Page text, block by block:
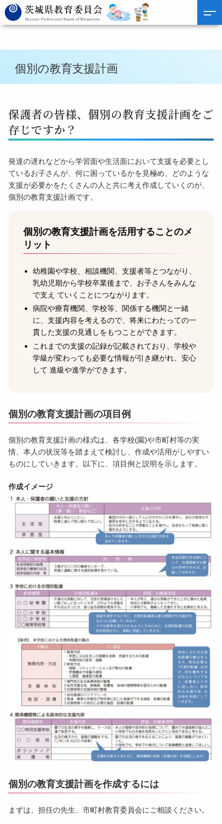
個別の教育支援計画
保護者の皆様、個別の教育支援計画をご
存じですか？
発達の遅れなどから学習面や生活面において支援を必要とし
ているお子さんが、何に困っているかを見極め、どのような
支援が必要かをたくさんの人と共に考え作成していくのが、
個別の教育支援計画です。
個別の教育支援計画を活用することのメ
リット
幼稚園や学校、相談機関、支援者等とつながり、
乳幼児期から学校卒業後まで、お子さんをみんな
で支え ていくことにつながります。
病院や療育機関、学校等、関係する機関と一緒
に、支援内容を考えるので、将来にわたっての一
貫した支援の見通しをもつことができます。
これまでの支援の記録が記載されており、学校や
学級が変わっても必要な情報が引き継がれ、安心
して 進級や進学ができます。
個別の教育支援計画の項目例
個別の教育支援計画の様式は、各学校(園)や市町村等の実
情、本人の状況等を踏まえて検討し、作成や活用がしやすい
ものにしていきます。以下に、項目例と説明を示します。
作成イメージ
個別の教育支援計画を作成するには
まずは、担任の先生、市町村教育委員会にご相談ください。